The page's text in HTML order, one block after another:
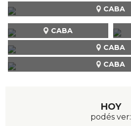
CABA
CABA
CABA
CABA
HOY
podés ver: